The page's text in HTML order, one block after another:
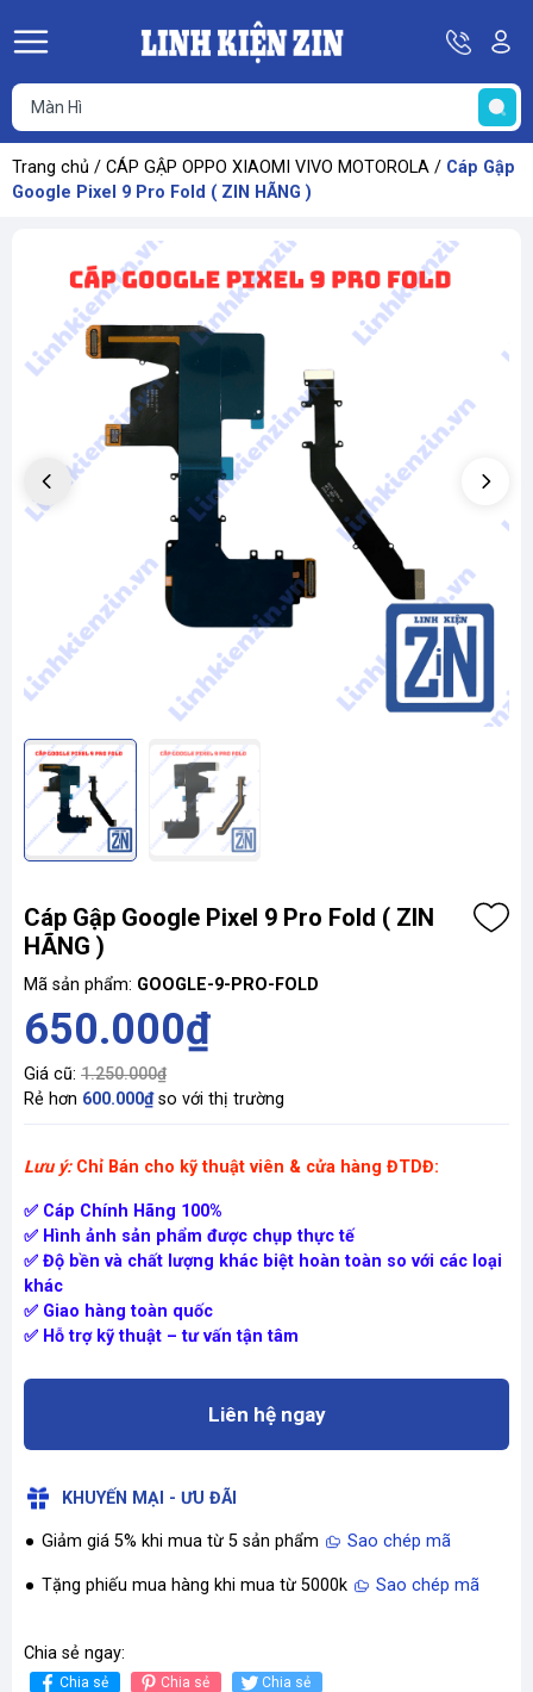
Hotline
08
69
67
68
69
Trang chủ / CÁP GẬP OPPO XIAOMI VIVO MOTOROLA / Cáp Gập
Google Pixel 9 Pro Fold ( ZIN HÃNG )
Cáp Gập Google Pixel 9 Pro Fold ( ZIN
HÃNG )
Mã sản phẩm: GOOGLE-9-PRO-FOLD
650.000₫
Giá cũ: 1.250.000₫
Rẻ hơn 600.000₫so với thị trường
Lưu ý: Chỉ Bán cho kỹ thuật viên & cửa hàng ĐTDĐ:
✅ Cáp Chính Hãng 100%
✅ Hình ảnh sản phẩm được chụp thực tế
✅ Độ bền và chất lượng khác biệt hoàn toàn so với các loại
khác
✅ Giao hàng toàn quốc
✅ Hỗ trợ kỹ thuật – tư vấn tận tâm
Liên hệ ngay
KHUYẾN MẠI - ƯU ĐÃI
Giảm giá 5% khi mua từ 5 sản phẩm Sao chép mã
Tặng phiếu mua hàng khi mua từ 5000k Sao chép mã
Chia sẻ ngay:
Chia sẻ Chia sẻ Chia sẻ